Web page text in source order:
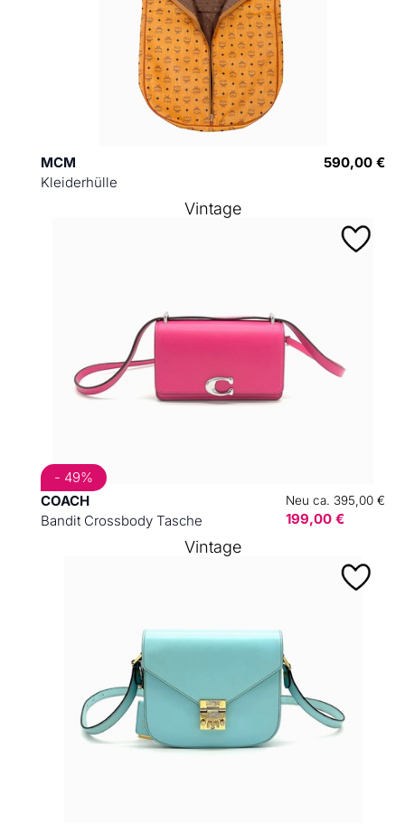
MCM
Kleiderhülle
590,00 €
COACH
Bandit Crossbody Tasche
Neu ca. 395,00 €
199,00 €
- 49%
Vintage
Vintage